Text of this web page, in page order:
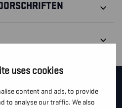
uses cookies
content and ads, to provide
to analyse our traffic. We also